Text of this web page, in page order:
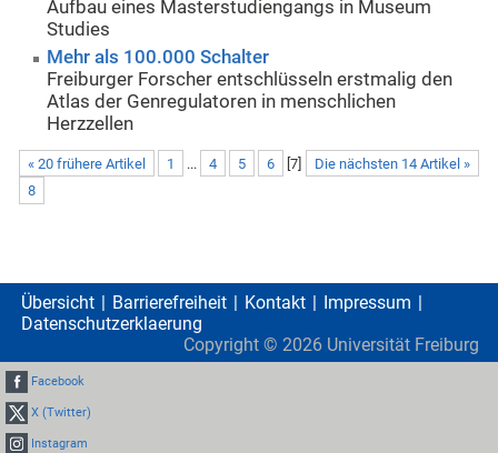
Aufbau eines Masterstudiengangs in Museum
Studies
Mehr als 100.000 Schalter
Freiburger Forscher entschlüsseln erstmalig den
Atlas der Genregulatoren in menschlichen
Herzzellen
« 20 frühere Artikel Die nächsten 14 Artikel »
1 ... 4 5 6 [7]
8
Übersicht Barrierefreiheit Kontakt
Impressum
Datenschutzerklaerung
Copyright © 2026 Universität Freiburg
Facebook
X (Twitter)
Instagram